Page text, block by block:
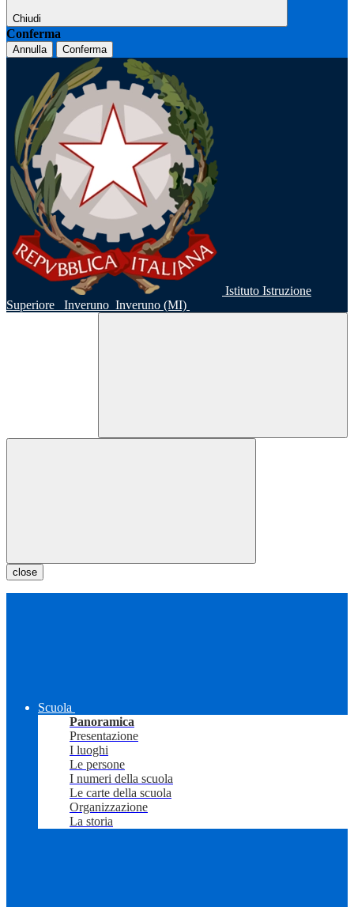
Chiudi
Conferma
Annulla Conferma
Istituto Istruzione
Superiore
Inveruno Inveruno (MI)
close
Scuola
Panoramica
Presentazione
I luoghi
Le persone
I numeri della scuola
Le carte della scuola
Organizzazione
La storia